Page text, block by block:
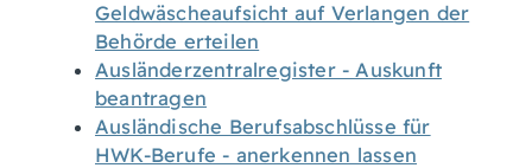
Geldwäscheaufsicht auf Verlangen der
Behörde erteilen
Ausländerzentralregister - Auskunft
beantragen
Ausländische Berufsabschlüsse für
HWK-Berufe - anerkennen lassen